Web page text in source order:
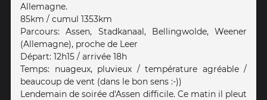
Allemagne.
85km / cumul 1353km
Parcours: Assen, Stadkanaal, Bellingwolde, Weener
(Allemagne), proche de Leer
Départ: 12h15 / arrivée 18h
Temps: nuageux, pluvieux / température agréable /
beaucoup de vent (dans le bon sens :-))
Lendemain de soirée d'Assen difficile. Ce matin il pleut